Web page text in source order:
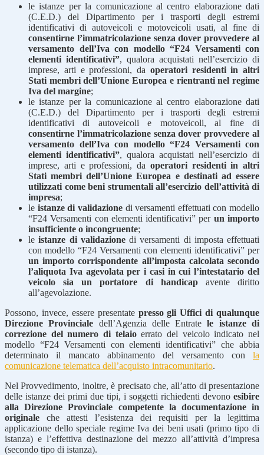
le istanze per la comunicazione al centro elaborazione dati
(C.E.D.) del Dipartimento per i trasporti degli estremi
identificativi di autoveicoli e motoveicoli usati, al fine di
consentirne l’immatricolazione senza dover provvedere al
versamento dell’Iva con modello “F24 Versamenti con
elementi identificativi”, qualora acquistati nell’esercizio di
imprese, arti e professioni, da operatori residenti in altri
Stati membri dell’Unione Europea e rientranti nel regime
Iva del margine;
le istanze per la comunicazione al centro elaborazione dati
(C.E.D.) del Dipartimento per i trasporti degli estremi
identificativi di autoveicoli e motoveicoli, al fine di
consentirne l’immatricolazione senza dover provvedere al
versamento dell’Iva con modello “F24 Versamenti con
elementi identificativi”, qualora acquistati nell’esercizio di
imprese, arti e professioni, da operatori residenti in altri
Stati membri dell’Unione Europea e destinati ad essere
utilizzati come beni strumentali all’esercizio dell’attività di
impresa;
le istanze di validazionedi versamenti effettuati con modello
“F24 Versamenti con elementi identificativi” per un importo
insufficiente o incongruente;
leistanze di validazionedi versamenti di imposta effettuati
con modello “F24 Versamenti con elementi identificativi” per
un importo corrispondente all’imposta calcolata secondo
l’aliquota Iva agevolata per i casi in cui l’intestatario del
veicolo sia un portatore di handicapavente diritto
all’agevolazione.
Possono, invece, essere presentate presso gli Uffici di qualunque
Direzione Provinciale dell’Agenzia delle Entratele istanze di
correzione del numero di telaioerrato del veicolo indicato nel
modello “F24 Versamenti con elementi identificativi” che abbia
determinato il mancato abbinamento del versamento con la
comunicazione telematica dell’acquisto intracomunitario.
Nel Provvedimento, inoltre, è precisato che, all’atto di presentazione
delle istanze dei primi due tipi, i soggetti richiedenti devono esibire
alla Direzione Provinciale competente la documentazione in
originale che attesti l’esistenza dei requisiti per la legittima
applicazione dello speciale regime Iva dei beni usati (primo tipo di
istanza) e l’effettiva destinazione del mezzo all’attività d’impresa
(secondo tipo di istanza).